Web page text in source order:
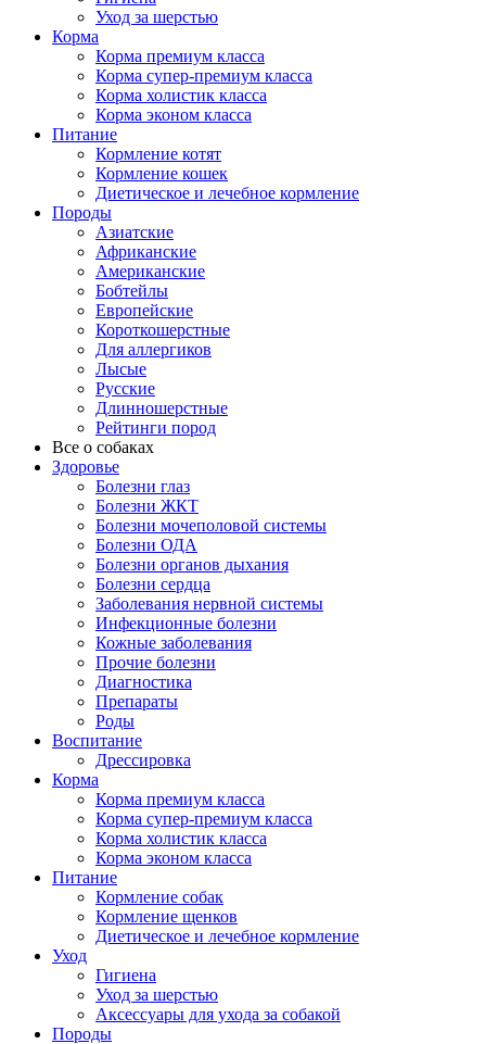
Уход за шерстью
Корма
Корма премиум класса
Корма супер-премиум класса
Корма холистик класса
Корма эконом класса
Питание
Кормление котят
Кормление кошек
Диетическое и лечебное кормление
Породы
Азиатские
Африканские
Американские
Бобтейлы
Европейские
Короткошерстные
Для аллергиков
Лысые
Русские
Длинношерстные
Рейтинги пород
Все о собаках
Здоровье
Болезни глаз
Болезни ЖКТ
Болезни мочеполовой системы
Болезни ОДА
Болезни органов дыхания
Болезни сердца
Заболевания нервной системы
Инфекционные болезни
Кожные заболевания
Прочие болезни
Диагностика
Препараты
Роды
Воспитание
Дрессировка
Корма
Корма премиум класса
Корма супер-премиум класса
Корма холистик класса
Корма эконом класса
Питание
Кормление собак
Кормление щенков
Диетическое и лечебное кормление
Уход
Гигиена
Уход за шерстью
Аксессуары для ухода за собакой
Породы